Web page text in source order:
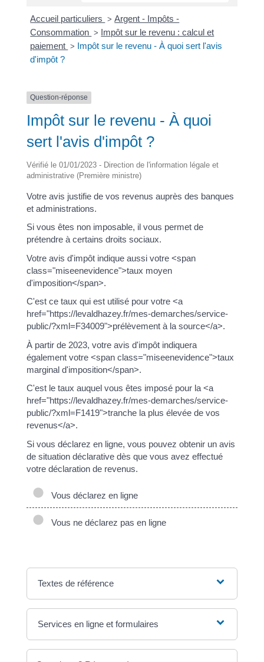
Accueil particuliers > Argent - Impôts -
Consommation > Impôt sur le revenu : calcul et
paiement > Impôt sur le revenu - À quoi sert l'avis
d'impôt ?
Question-réponse
Impôt sur le revenu - À quoi
sert l'avis d'impôt ?
Vérifié le 01/01/2023 - Direction de l'information légale et
administrative (Première ministre)
Votre avis justifie de vos revenus auprès des banques
et administrations.
Si vous êtes non imposable, il vous permet de
prétendre à certains droits sociaux.
Votre avis d'impôt indique aussi votre <span
class="miseenevidence">taux moyen
d'imposition</span>.
C'est ce taux qui est utilisé pour votre <a
href="https://levaldhazey.fr/mes-demarches/service-
public/?xml=F34009">prélèvement à la source</a>.
À partir de 2023, votre avis d'impôt indiquera
également votre <span class="miseenevidence">taux
marginal d'imposition</span>.
C'est le taux auquel vous êtes imposé pour la <a
href="https://levaldhazey.fr/mes-demarches/service-
public/?xml=F1419">tranche la plus élevée de vos
revenus</a>.
Si vous déclarez en ligne, vous pouvez obtenir un avis
de situation déclarative dès que vous avez effectué
votre déclaration de revenus.
Vous déclarez en ligne
Vous ne déclarez pas en ligne
Textes de référence
Services en ligne et formulaires